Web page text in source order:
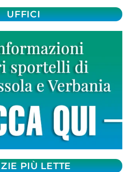
UFFICI
PIÙ LETTE